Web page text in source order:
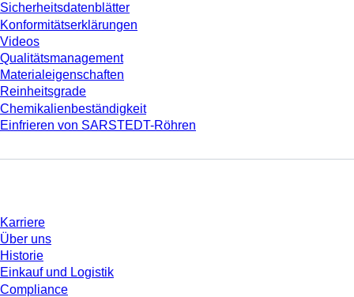
Sicherheitsdatenblätter
Konformitätserklärungen
Videos
Qualitätsmanagement
Materialeigenschaften
Reinheitsgrade
Chemikalienbeständigkeit
Einfrieren von SARSTEDT-Röhren
Karriere
Über uns
Historie
Einkauf und Logistik
Compliance